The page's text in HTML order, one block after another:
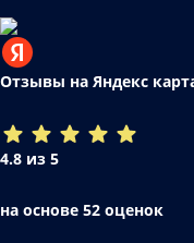
Отзывы на Яндекс
4.8 из 5
на основе 52 оценок